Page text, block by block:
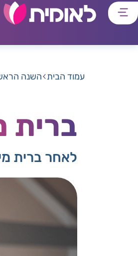
דלג
דלג
דלג
דלג
עמוד הבית השנה
ברית
לאחר ברית